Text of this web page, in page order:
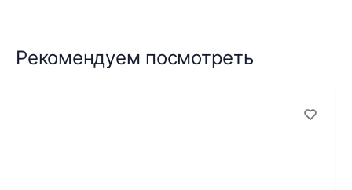
Рекомендуем посмотреть